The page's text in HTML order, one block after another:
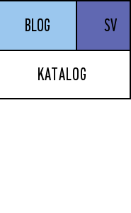
BLOG SV
KATALOG